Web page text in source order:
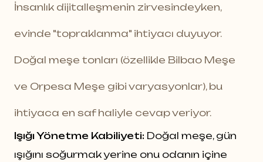
İnsanlık dijitalleşmenin zirvesindeyken,
evinde "topraklanma" ihtiyacı duyuyor.
Doğal meşe tonları (özellikle Bilbao Meşe
ve Orpesa Meşe gibi varyasyonlar), bu
ihtiyaca en saf haliyle cevap veriyor.
Işığı Yönetme Kabiliyeti: Doğal meşe, gün
ışığını soğurmak yerine onu odanın içine